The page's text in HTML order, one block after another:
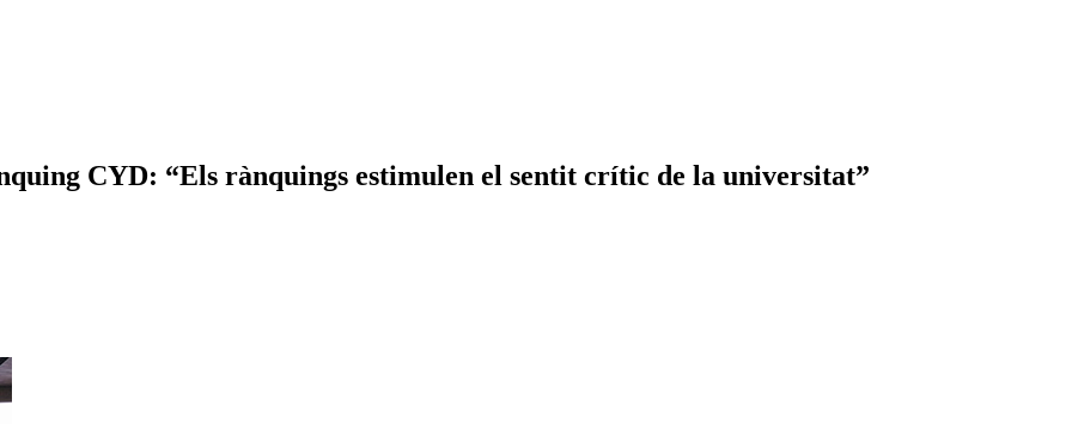
CYD: “Els rànquings estimulen el sentit crític de la universitat”